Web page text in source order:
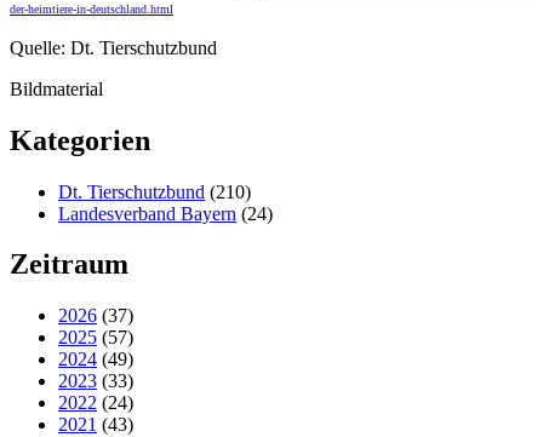
der-heimtiere-in-deutschland.html
Quelle: Dt. Tierschutzbund
Bildmaterial
Kategorien
Dt. Tierschutzbund (210)
Landesverband Bayern (24)
Zeitraum
2026 (37)
2025 (57)
2024 (49)
2023 (33)
2022 (24)
2021 (43)